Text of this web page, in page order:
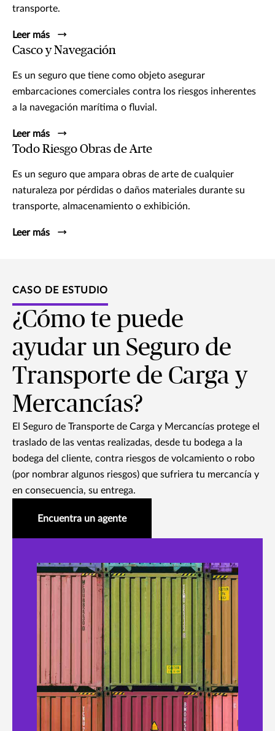
transporte.
Leer más
Casco y Navegación
Es un seguro que tiene como objeto asegurar
embarcaciones comerciales contra los riesgos inherentes
a la navegación marítima o fluvial.
Leer más
Todo Riesgo Obras de Arte
Es un seguro que ampara obras de arte de cualquier
naturaleza por pérdidas o daños materiales durante su
transporte, almacenamiento o exhibición.
Leer más
CASO DE ESTUDIO
¿Cómo te puede
ayudar un Seguro de
Transporte de Carga y
Mercancías?
El Seguro de Transporte de Carga y Mercancías protege el
traslado de las ventas realizadas, desde tu bodega a la
bodega del cliente, contra riesgos de volcamiento o robo
(por nombrar algunos riesgos) que sufriera tu mercancía y
en consecuencia, su entrega.
Encuentra un agente